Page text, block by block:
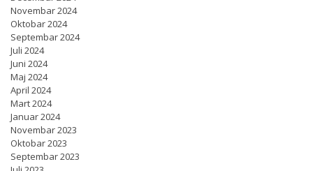
Novembar 2024
Oktobar 2024
Septembar 2024
Juli 2024
Juni 2024
Maj 2024
April 2024
Mart 2024
Januar 2024
Novembar 2023
Oktobar 2023
Septembar 2023